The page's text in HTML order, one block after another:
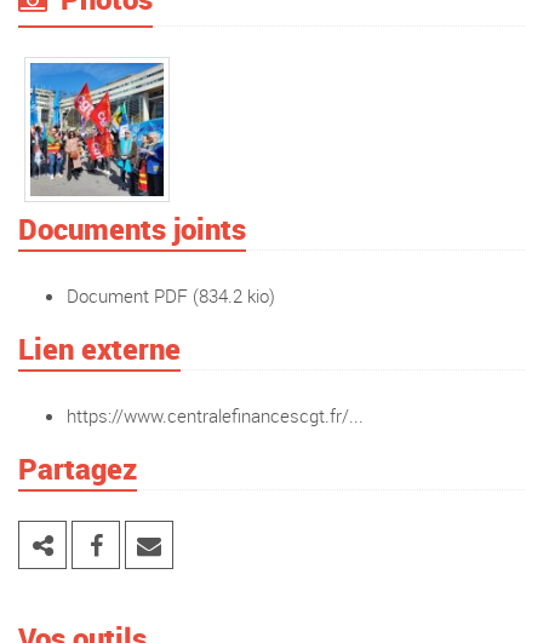
Documents joints
Document PDF (834.2 kio)
Lien externe
https://www.centralefinancescgt.fr/...
Partagez